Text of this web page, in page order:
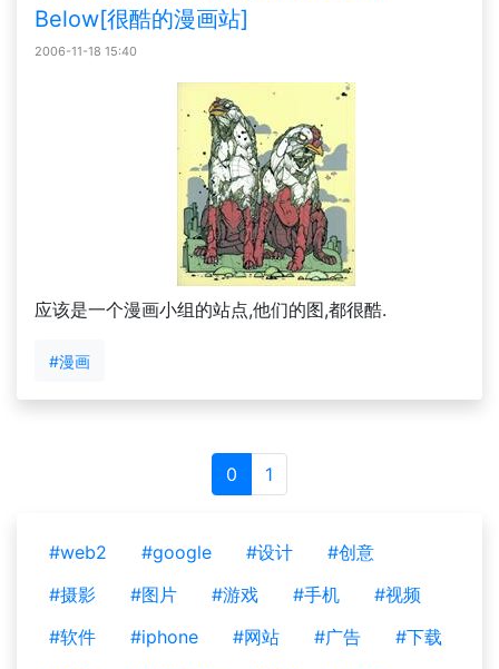
Below[很酷的漫画站]
2006-11-18 15:40
应该是一个漫画小组的站点,他们的图,都很酷.
#漫画
0 1
#web2 #google #设计
#创意
#摄影
#图片 #游戏 #手机
#视频
#软件
#iphone #网站 #广告
#下载